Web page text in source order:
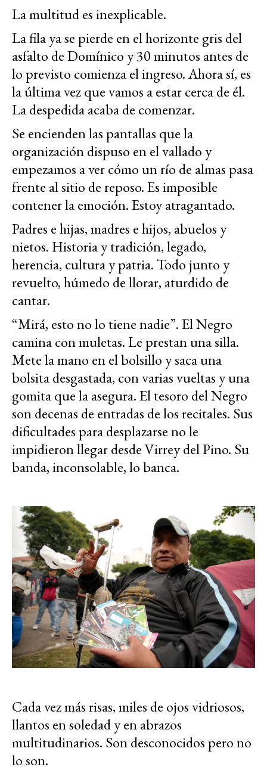
La multitud es inexplicable.
La fila ya se pierde en el horizonte gris del
asfalto de Domínico y 30 minutos antes de
lo previsto comienza el ingreso. Ahora sí, es
la última vez que vamos a estar cerca de él.
La despedida acaba de comenzar.
Se encienden las pantallas que la
organización dispuso en el vallado y
empezamos a ver cómo un río de almas pasa
frente al sitio de reposo. Es imposible
contener la emoción. Estoy atragantado.
Padres e hijas, madres e hijos, abuelos y
nietos. Historia y tradición, legado,
herencia, cultura y patria. Todo junto y
revuelto, húmedo de llorar, aturdido de
cantar.
“Mirá, esto no lo tiene nadie”. El Negro
camina con muletas. Le prestan una silla.
Mete la mano en el bolsillo y saca una
bolsita desgastada, con varias vueltas y una
gomita que la asegura. El tesoro del Negro
son decenas de entradas de los recitales. Sus
dificultades para desplazarse no le
impidieron llegar desde Virrey del Pino. Su
banda, inconsolable, lo banca.
Cada vez más risas, miles de ojos vidriosos,
llantos en soledad y en abrazos
multitudinarios. Son desconocidos pero no
lo son.